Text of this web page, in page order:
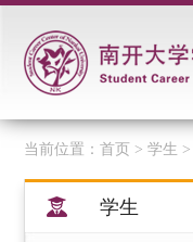
当前位置： 首页 > 学生 >
学生